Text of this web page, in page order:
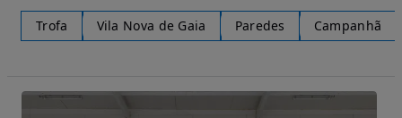
Trofa Vila Nova de Gaia Paredes Campanhã